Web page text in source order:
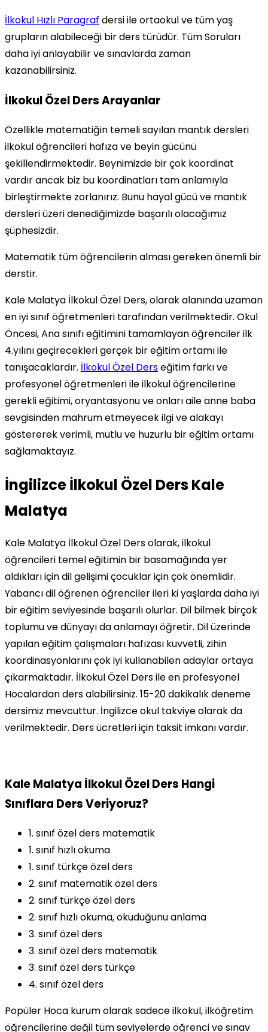
İlkokul Hızlı Paragraf dersi ile ortaokul ve tüm yaş
grupların alabileceği bir ders türüdür. Tüm Soruları
daha iyi anlayabilir ve sınavlarda zaman
kazanabilirsiniz.
İlkokul Özel Ders Arayanlar
Özellikle matematiğin temeli sayılan mantık dersleri
ilkokul öğrencileri hafıza ve beyin gücünü
şekillendirmektedir. Beynimizde bir çok koordinat
vardır ancak biz bu koordinatları tam anlamıyla
birleştirmekte zorlanırız. Bunu hayal gücü ve mantık
dersleri üzeri denediğimizde başarılı olacağımız
şüphesizdir.
Matematik tüm öğrencilerin alması gereken önemli bir
derstir.
Kale Malatya İlkokul Özel Ders, olarak alanında uzaman
en iyi sınıf öğretmenleri tarafından verilmektedir. Okul
Öncesi, Ana sınıfı eğitimini tamamlayan öğrenciler ilk
4.yılını geçirecekleri gerçek bir eğitim ortamı ile
tanışacaklardır. İlkokul Özel Derseğitim farkı ve
profesyonel öğretmenleri ile ilkokul öğrencilerine
gerekli eğitimi, oryantasyonu ve onları aile anne baba
sevgisinden mahrum etmeyecek ilgi ve alakayı
göstererek verimli, mutlu ve huzurlu bir eğitim ortamı
sağlamaktayız.
İngilizce İlkokul Özel Ders Kale
Malatya
Kale Malatya İlkokul Özel Ders olarak, ilkokul
öğrencileri temel eğitimin bir basamağında yer
aldıkları için dil gelişimi çocuklar için çok önemlidir.
Yabancı dil öğrenen öğrenciler ileri ki yaşlarda daha iyi
bir eğitim seviyesinde başarılı olurlar. Dil bilmek birçok
toplumu ve dünyayı da anlamayı öğretir. Dil üzerinde
yapılan eğitim çalışmaları hafızası kuvvetli, zihin
koordinasyonlarını çok iyi kullanabilen adaylar ortaya
çıkarmaktadır. İlkokul Özel Ders ile en profesyonel
Hocalardan ders alabilirsiniz. 15-20 dakikalık deneme
dersimiz mevcuttur. İngilizce okul takviye olarak da
verilmektedir. Ders ücretleri için taksit imkanı vardır.
Kale Malatya İlkokul Özel Ders Hangi
Sınıflara Ders Veriyoruz?
1. sınıf özel ders matematik
1. sınıf hızlı okuma
1. sınıf türkçe özel ders
2. sınıf matematik özel ders
2. sınıf türkçe özel ders
2. sınıf hızlı okuma, okuduğunu anlama
3. sınıf özel ders
3. sınıf özel ders matematik
3. sınıf özel ders türkçe
4. sınıf özel ders
Popüler Hoca kurum olarak sadece ilkokul, ilköğretim
öğrencilerine değil tüm seviyelerde öğrenci ve sınav